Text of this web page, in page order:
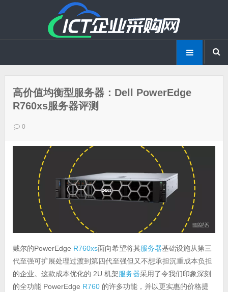
高价值均衡型服务器：Dell PowerEdge
R760xs服务器评测
0
戴尔的PowerEdge R760xs面向希望将其服务器基础设施从第三
代至强可扩展处理过渡到第四代至强但又不想承担沉重成本负担
的企业。这款成本优化的 2U 机架服务器采用了令我们印象深刻
的全功能 PowerEdge R760的许多功能，并以更实惠的价格提